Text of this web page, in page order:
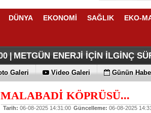
DÜNYA EKONOMİ SAĞLIK EKO-
|O ANLAŞMADA NELER VAR
|O TAHMİNDE YÜKSELME VAR
| METGÜN ENERJİ İÇİN İLGİNÇ
|THY REKOR KIRMAYI SEVİYOR
|ÖZEL FİYATLARLA GELDİLER
|İŞTE HONOR MAGIC V6
|TECNO'DA YENİLİKLER VAR
Galeri Video Galeri Günün
MALABADİ KÖPRÜSÜ...
Tarih: 06-08-2025 14:31:00 Güncelleme: 06-08-2025